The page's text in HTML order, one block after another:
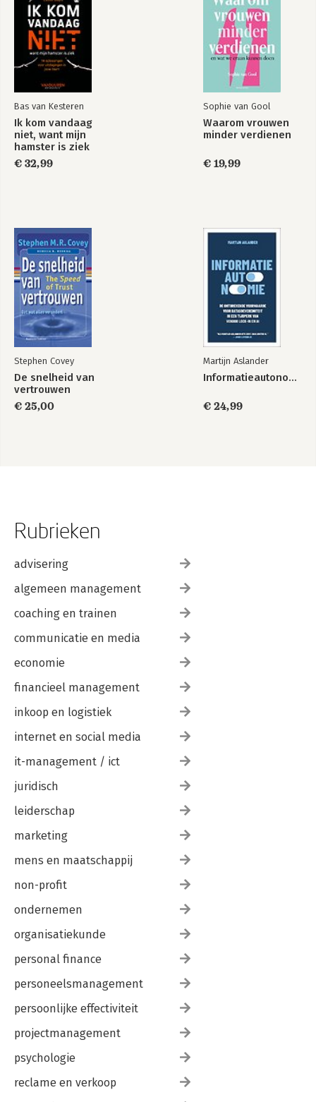
Bas van Kesteren
Ik kom vandaag
niet, want mijn
hamster is ziek
€ 32,99
Sophie van Gool
Waarom vrouwen
minder verdienen
€ 19,99
Stephen Covey
De snelheid van
vertrouwen
€ 25,00
Martijn Aslander
Informatieautonomie
€ 24,99
Rubrieken
advisering
algemeen management
coaching en trainen
communicatie en media
economie
financieel management
inkoop en logistiek
internet en social media
it-management / ict
juridisch
leiderschap
marketing
mens en maatschappij
non-profit
ondernemen
organisatiekunde
personal finance
personeelsmanagement
persoonlijke effectiviteit
projectmanagement
psychologie
reclame en verkoop